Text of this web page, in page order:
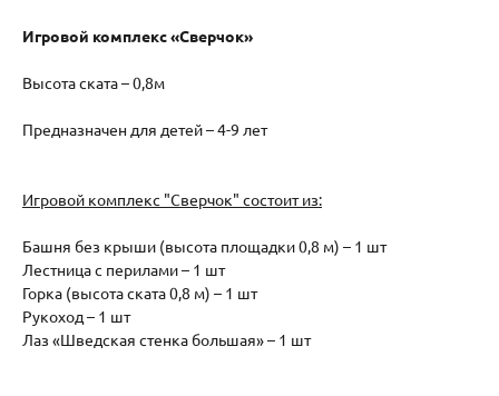
Игровой комплекс «Сверчок»
Высота ската – 0,8м
Предназначен для детей – 4-9 лет
Игровой комплекс "Сверчок" состоит из:
Башня без крыши (высота площадки 0,8 м) – 1 шт
Лестница с перилами – 1 шт
Горка (высота ската 0,8 м) – 1 шт
Рукоход – 1 шт
Лаз «Шведская стенка большая» – 1 шт